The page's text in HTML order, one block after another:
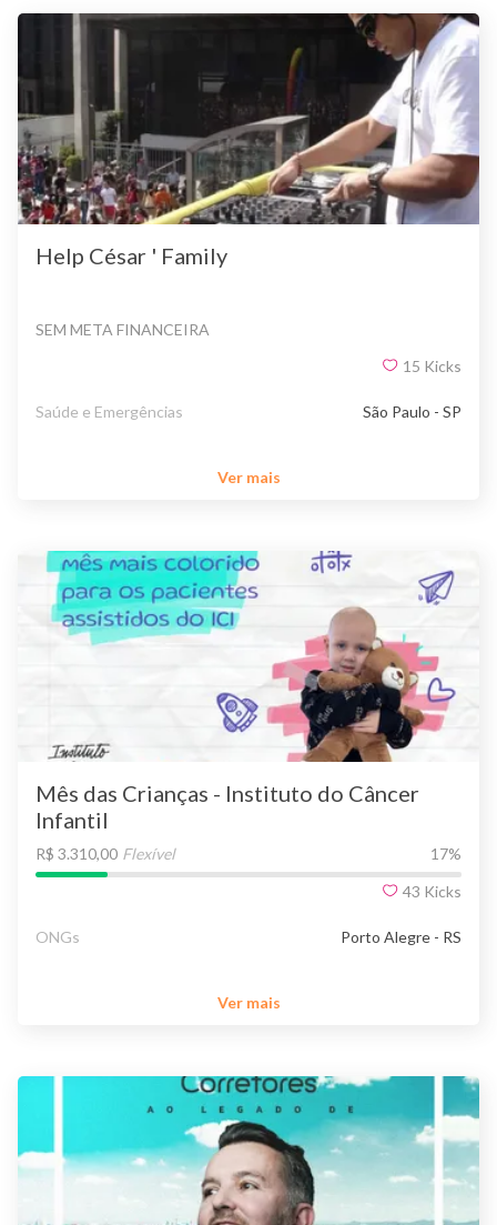
Help César ' Family
SEM META FINANCEIRA
15 Kicks
Saúde e Emergências São Paulo - SP
Ver mais
Mês das Crianças - Instituto do Câncer
Infantil
R$ 3.310,00 Flexível 17%
43 Kicks
ONGs Porto Alegre - RS
Ver mais